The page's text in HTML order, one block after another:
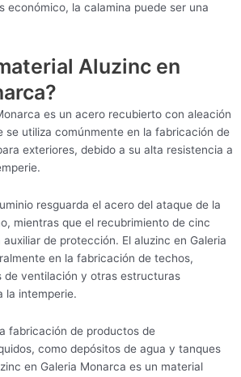
económico, la calamina puede ser una
Aluzinc en
es un acero recubierto con aleación
se utiliza comúnmente en la fabricación de
exteriores, debido a su alta resistencia a
resguarda el acero del ataque de la
mientras que el recubrimiento de cinc
de protección. El aluzinc en Galeria
en la fabricación de techos,
de ventilación y otras estructuras
la intemperie.
fabricación de productos de
como depósitos de agua y tanques
en Galeria Monarca es un material